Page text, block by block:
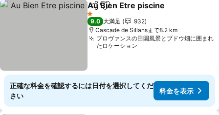
シェアお気に入りに追加
Au Bien Etre piscine
1 ホテルのランク
9.0 大満足
932
Cascade de Sillansまで8.2 km
プロヴァンスの田園風景とブドウ畑に囲まれ
たロケーション
正確な料金を確認するには日付を選択してくだ
さい
料金を表示